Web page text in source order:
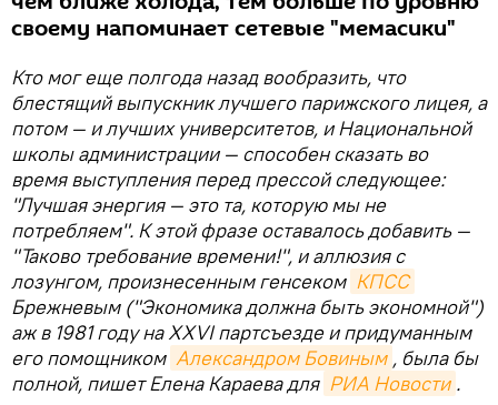
своему напоминает сетевые "мемасики"
Кто мог еще полгода назад вообразить, что
блестящий выпускник лучшего парижского лицея, а
потом — и лучших университетов, и Национальной
школы администрации — способен сказать во
время выступления перед прессой следующее:
"Лучшая энергия — это та, которую мы не
потребляем". К этой фразе оставалось добавить —
"Таково требование времени!", и аллюзия с
лозунгом, произнесенным генсеком КПСС
Брежневым ("Экономика должна быть экономной")
аж в 1981 году на XXVI партсъезде и придуманным
его помощником Александром Бовиным , была бы
полной, пишет Елена Караева для РИА Новости .